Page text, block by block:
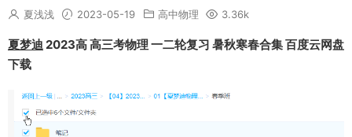
夏浅浅 2023-05-19 高中物理 3.36k
夏梦迪2023高 高三考物理 一二轮复习 暑秋寒春合集 百度云网盘
下载